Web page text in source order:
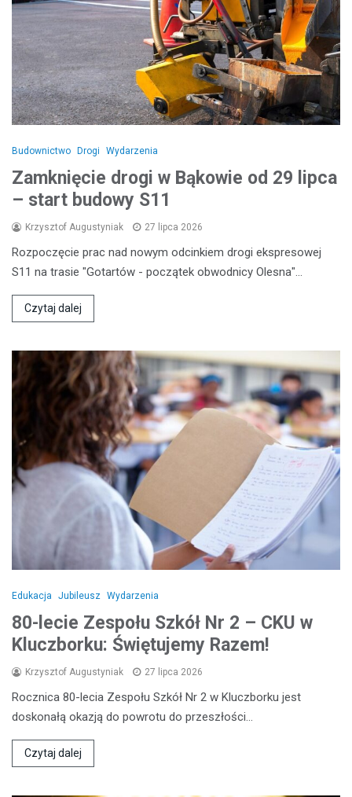
Budownictwo Drogi Wydarzenia
Zamknięcie drogi w Bąkowie od 29 lipca
– start budowy S11
Krzysztof Augustyniak 27 lipca 2026
Rozpoczęcie prac nad nowym odcinkiem drogi ekspresowej
S11 na trasie "Gotartów - początek obwodnicy Olesna"…
Czytaj dalej
Edukacja Jubileusz Wydarzenia
80-lecie Zespołu Szkół Nr 2 – CKU w
Kluczborku: Świętujemy Razem!
Krzysztof Augustyniak 27 lipca 2026
Rocznica 80-lecia Zespołu Szkół Nr 2 w Kluczborku jest
doskonałą okazją do powrotu do przeszłości…
Czytaj dalej